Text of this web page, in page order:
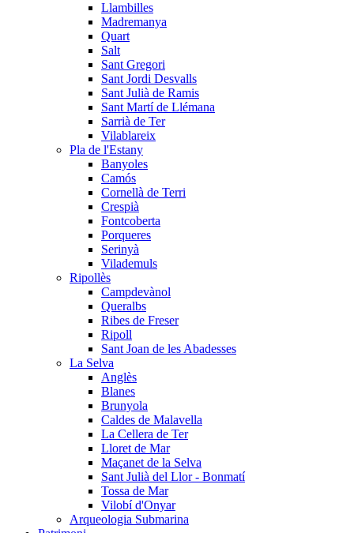
Llambilles
Madremanya
Quart
Salt
Sant Gregori
Sant Jordi Desvalls
Sant Julià de Ramis
Sant Martí de Llémana
Sarrià de Ter
Vilablareix
Pla de l'Estany
Banyoles
Camós
Cornellà de Terri
Crespià
Fontcoberta
Porqueres
Serinyà
Vilademuls
Ripollès
Campdevànol
Queralbs
Ribes de Freser
Ripoll
Sant Joan de les Abadesses
La Selva
Anglès
Blanes
Brunyola
Caldes de Malavella
La Cellera de Ter
Lloret de Mar
Maçanet de la Selva
Sant Julià del Llor - Bonmatí
Tossa de Mar
Vilobí d'Onyar
Arqueologia Submarina